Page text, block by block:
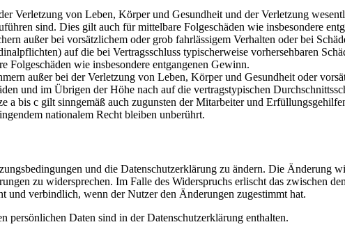
Verletzung von Leben, Körper und Gesundheit und der Verletzung
sind. Dies gilt auch für mittelbare Folgeschäden wie insbesondere
außer bei vorsätzlichem oder grob fahrlässigem Verhalten oder bei
auf die bei Vertragsschluss typischerweise vorhersehbaren
Folgeschäden wie insbesondere entgangenen Gewinn.
außer bei der Verletzung von Leben, Körper und Gesundheit oder
und im Übrigen der Höhe nach auf die vertragstypischen
a bis c gilt sinngemäß auch zugunsten der Mitarbeiter und
nationalem Recht bleiben unberührt.
und die Datenschutzerklärung zu ändern. Die Änderung
zu widersprechen. Im Falle des Widerspruchs erlischt das zwischen
und verbindlich, wenn der Nutzer den Änderungen zugestimmt hat.
persönlichen Daten sind in der Datenschutzerklärung enthalten.